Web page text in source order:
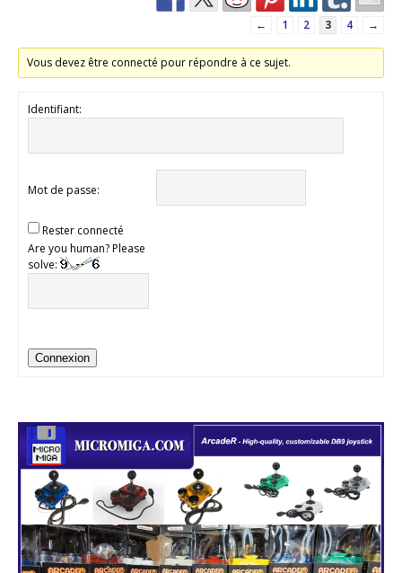
← 1 2 3 4 →
Vous devez être connecté pour répondre à ce sujet.
Identifiant:
Mot de passe:
Rester connecté
Are you human? Please
solve:
Connexion